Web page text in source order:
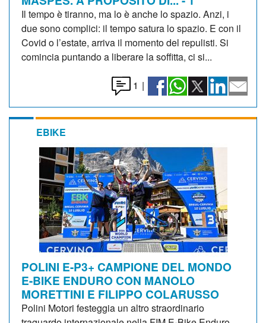
Il tempo è tiranno, ma lo è anche lo spazio. Anzi, i
due sono complici: il tempo satura lo spazio. E con il
Covid o l’estate, arriva il momento del repulisti. Si
comincia puntando a liberare la soffitta, ci si...
1 |
EBIKE
POLINI E-P3+ CAMPIONE DEL MONDO
E-BIKE ENDURO CON MANOLO
MORETTINI E FILIPPO COLARUSSO
Polini Motori festeggia un altro straordinario